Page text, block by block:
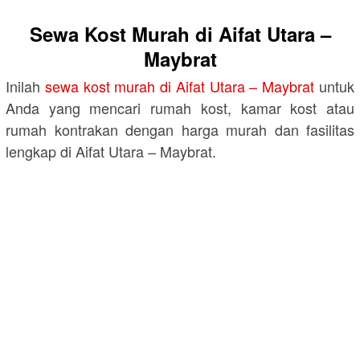
Sewa Kost Murah di Aifat Utara –
Maybrat
Inilah sewa kost murah di Aifat Utara – Maybrat untuk
Anda yang mencari rumah kost, kamar kost atau
rumah kontrakan dengan harga murah dan fasilitas
lengkap di Aifat Utara – Maybrat.